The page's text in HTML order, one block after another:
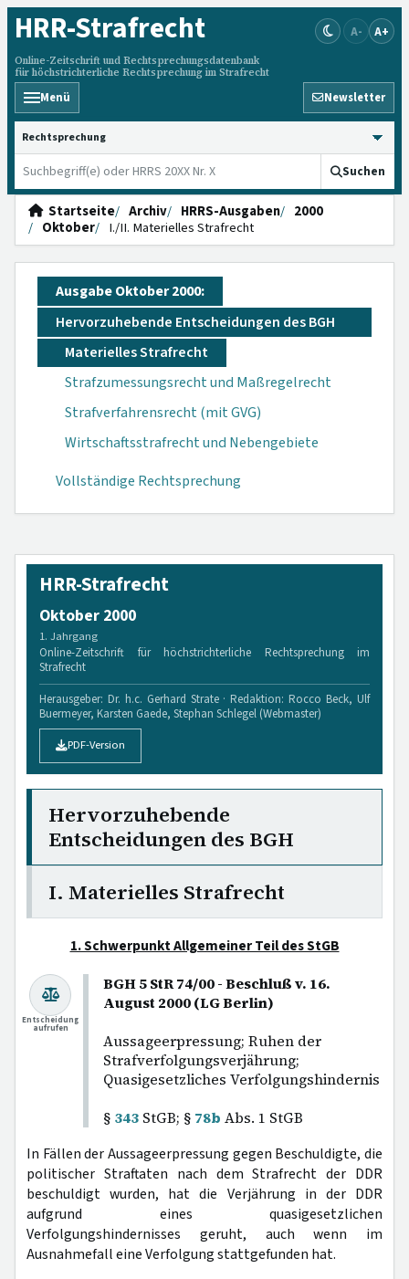
HRR-Strafrecht
Online-Zeitschrift und Rechtsprechungsdatenbank
für höchstrichterliche Rechtsprechung im Strafrecht
A- A+
Menü Newsletter
HRRS durchsuchen
Suchen
Startseite Archiv HRRS-Ausgaben
2000
Oktober
I./II. Materielles Strafrecht
Ausgabe Oktober 2000:
Hervorzuhebende Entscheidungen des BGH
Materielles Strafrecht
Strafzumessungsrecht und Maßregelrecht
Strafverfahrensrecht (mit GVG)
Wirtschaftsstrafrecht und Nebengebiete
Vollständige Rechtsprechung
HRR-Strafrecht
Oktober 2000
1. Jahrgang
Online-Zeitschrift für höchstrichterliche Rechtsprechung im
Strafrecht
Herausgeber: Dr. h.c. Gerhard Strate · Redaktion: Rocco Beck, Ulf
Buermeyer, Karsten Gaede, Stephan Schlegel (Webmaster)
PDF-Version
Hervorzuhebende
Entscheidungen des BGH
I. Materielles Strafrecht
1. Schwerpunkt Allgemeiner Teil des StGB
BGH 5 StR 74/00 - Beschluß v. 16.
August 2000 (LG Berlin)
Aussageerpressung; Ruhen der
Strafverfolgungsverjährung;
Quasigesetzliches Verfolgungshindernis
§ 343 StGB; § 78b Abs. 1 StGB
Entscheidung
aufrufen
In Fällen der Aussageerpressung gegen Beschuldigte, die
politischer Straftaten nach dem Strafrecht der DDR
beschuldigt wurden, hat die Verjährung in der DDR
aufgrund eines quasigesetzlichen
Verfolgungshindernisses geruht, auch wenn im
Ausnahmefall eine Verfolgung stattgefunden hat.